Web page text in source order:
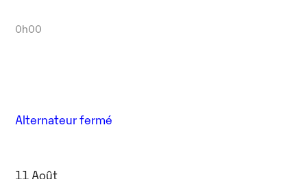
0h00
Alternateur fermé
11 Août